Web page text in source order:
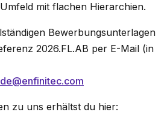
mit flachen Hierarchien.
Bewerbungsunterlagen
2026.FL.AB per E-Mail (in
zu uns erhältst du hier: